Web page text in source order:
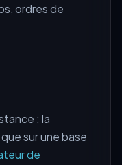
ordres de
: la
sur une base
de